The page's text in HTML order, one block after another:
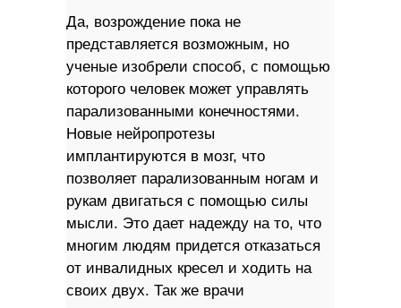
Да, возрождение пока не
представляется возможным, но
ученые изобрели способ, с помощью
которого человек может управлять
парализованными конечностями.
Новые нейропротезы
имплантируются в мозг, что
позволяет парализованным ногам и
рукам двигаться с помощью силы
мысли. Это дает надежду на то, что
многим людям придется отказаться
от инвалидных кресел и ходить на
своих двух. Так же врачи